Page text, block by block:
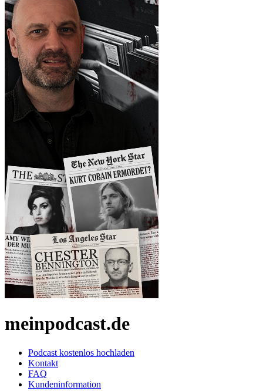
meinpodcast.de
Podcast kostenlos hochladen
Kontakt
FAQ
Kundeninformation